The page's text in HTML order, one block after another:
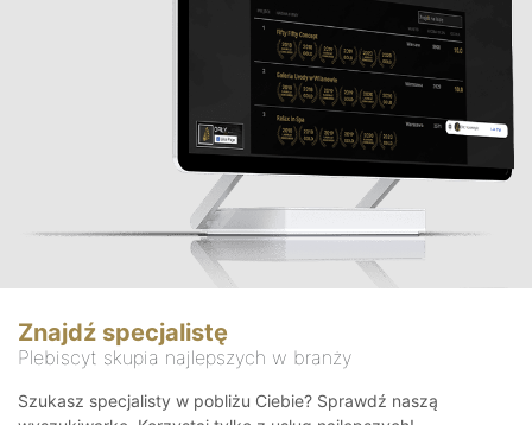
Znajdź specjalistę
Plebiscyt skupia najlepszych w branży
Szukasz specjalisty w pobliżu Ciebie? Sprawdź naszą